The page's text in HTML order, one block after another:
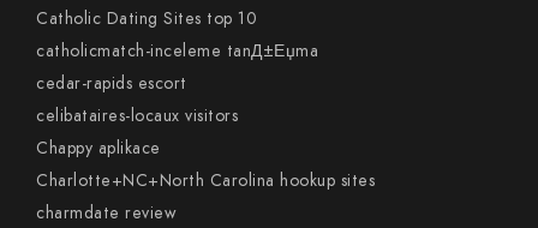
Catholic Dating Sites top 10
catholicmatch-inceleme tanД±Еџma
cedar-rapids escort
celibataires-locaux visitors
Chappy aplikace
Charlotte+NC+North Carolina hookup sites
charmdate review